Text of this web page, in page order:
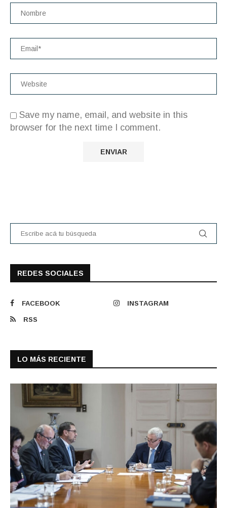
Save my name, email, and website in this
browser for the next time I comment.
REDES SOCIALES
FACEBOOK INSTAGRAM
RSS
LO MÁS RECIENTE